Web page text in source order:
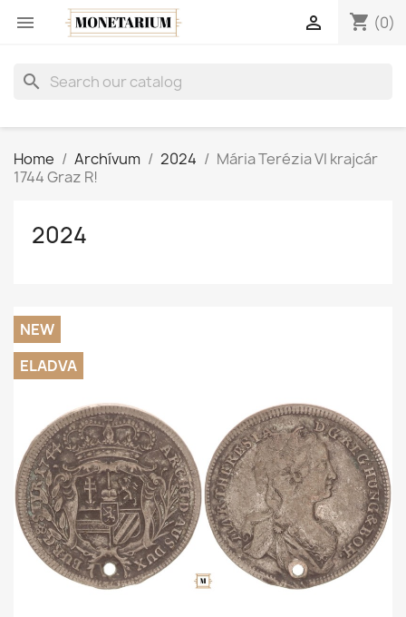
 shopping_cart (0)

search
Home Archívum 2024
Mária Terézia VI krajcár
1744 Graz R!
2024
NEW
ELADVA